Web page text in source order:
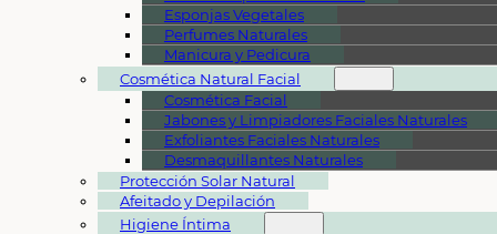
Esponjas Vegetales
Perfumes Naturales
Manicura y Pedicura
Cosmética Natural Facial
Cosmética Facial
Jabones y Limpiadores Faciales Naturales
Exfoliantes Faciales Naturales
Desmaquillantes Naturales
Protección Solar Natural
Afeitado y Depilación
Higiene Íntima